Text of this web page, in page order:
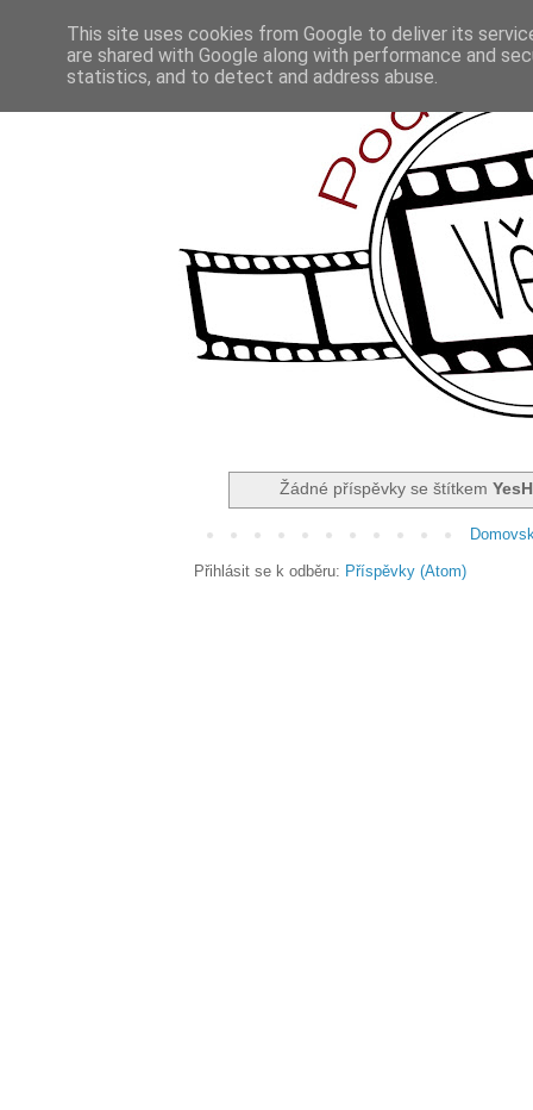
Žádné příspěvky se štítkem
Přihlásit se k odběru: Příspěvky (Atom)
This site uses cookies from Google to deliver its
are shared with Google along with performance and
statistics, and to detect and address abuse.